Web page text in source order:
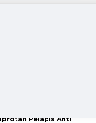
Pelapis Anti